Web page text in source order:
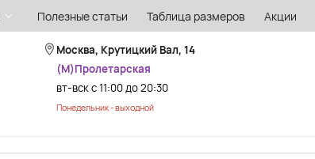
Полезные статьи Таблица размеров Акции
Москва, Крутицкий Вал, 14
(М)Пролетарская
вт-вск с 11:00 до 20:30
Понедельник - выходной